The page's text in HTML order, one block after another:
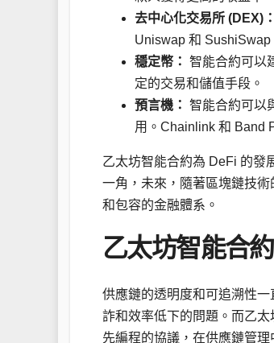
去中心化交易所 (DEX)：
Uniswap 和 SushiSwap
穩定幣： 智能合約可以
定的交易和儲值手段。
預言機： 智能合約可以
用。Chainlink 和 Band
乙太坊智能合約為 DeFi 的發
一角，未來，隨著區塊鏈技
和包容的金融體系。
乙太坊智能合
供應鏈的透明度和可追溯性
詐和效率低下的問題。而乙
先編程的協議，在供應鏈管